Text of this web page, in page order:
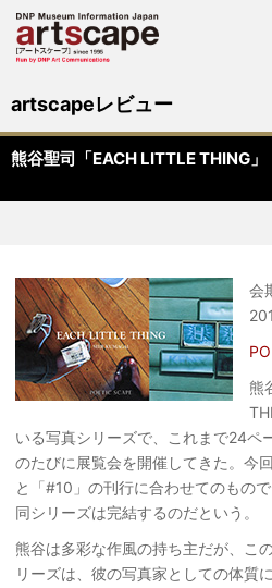
artscapeレビュー
熊谷聖司「EACH LITTLE THING」
会
熊
いる写真シリーズで、これまで24ペ
のたびに展覧会を開催してきた。今
と「#10」の刊行に合わせてのもの
同シリーズは完結するのだという。
熊谷は多彩な作風の持ち主だが、こ
リーズは、彼の写真家としての体質
サイト内検索